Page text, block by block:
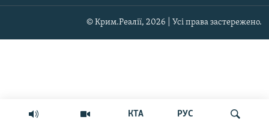
КТА РУС
© Крим.Реалії, 2026 | Усі права застережено.